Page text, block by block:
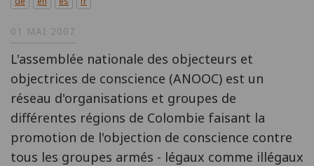
01 MAI 2007
L'assemblée nationale des objecteurs et
objectrices de conscience (ANOOC) est un
réseau d'organisations et groupes de
différentes régions de Colombie faisant la
promotion de l'objection de conscience contre
tous les groupes armés - légaux comme illégaux